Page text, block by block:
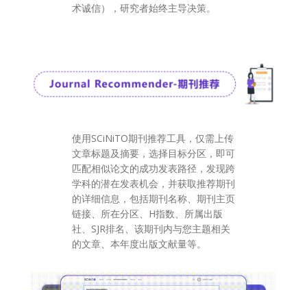
术诚信），研究者始终主导决策。
使用SCiNiTO期刊推荐工具，仅需上传
文章标题及摘要，选择目标分区，即可
匹配相似论文的成功发表路径，发现跨
学科的潜在发表机会，并获取推荐期刊
的详细信息，包括期刊名称、期刊主页
链接、所在分区、H指数、所属出版
社、SJR排名、该期刊内与您主题相关
的文章、本年度出版文献量等。